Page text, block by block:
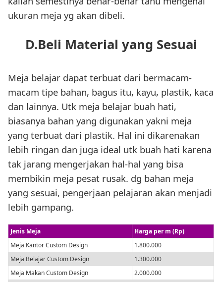
ukuran meja yg akan dibeli.
D.Beli Material yang Sesuai
Meja belajar dapat terbuat dari bermacam-
macam tipe bahan, bagus itu, kayu, plastik, kaca
dan lainnya. Utk meja belajar buah hati,
biasanya bahan yang digunakan yakni meja
yang terbuat dari plastik. Hal ini dikarenakan
lebih ringan dan juga ideal utk buah hati karena
tak jarang mengerjakan hal-hal yang bisa
membikin meja pesat rusak. dg bahan meja
yang sesuai, pengerjaan pelajaran akan menjadi
lebih gampang.
Jenis Meja
Harga per m (Rp)
Meja Kantor Custom Design
1.800.000
Meja Belajar Custom Design
1.300.000
Meja Makan Custom Design
2.000.000